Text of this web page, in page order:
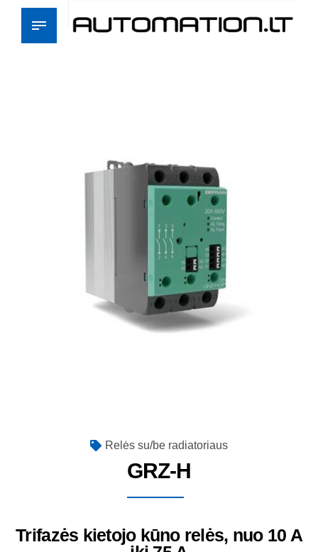
Relės su/be radiatoriaus
GRZ-H
Trifazės kietojo kūno relės, nuo 10 A